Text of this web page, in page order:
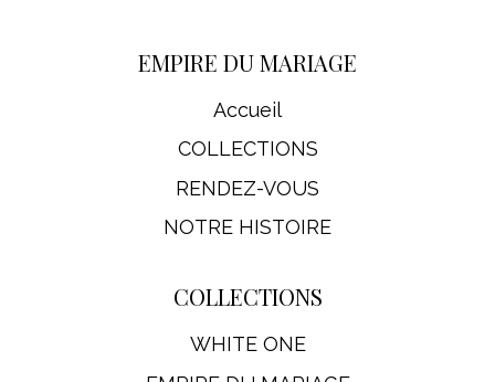
EMPIRE DU MARIAGE
Accueil
COLLECTIONS
RENDEZ-VOUS
NOTRE HISTOIRE
COLLECTIONS
WHITE ONE